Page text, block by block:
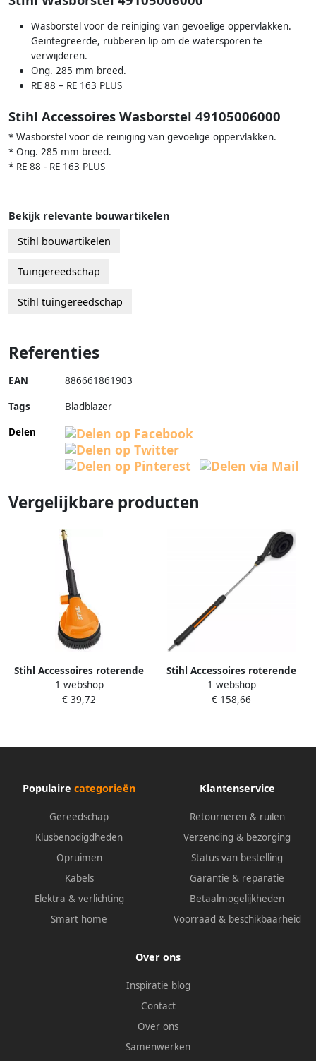
Wasborstel voor de reiniging van gevoelige oppervlakken.
Geïntegreerde, rubberen lip om de watersporen te
verwijderen.
Ong. 285 mm breed.
RE 88 – RE 163 PLUS
Stihl Accessoires Wasborstel 49105006000
* Wasborstel voor de reiniging van gevoelige oppervlakken.
* Ong. 285 mm breed.
* RE 88 - RE 163 PLUS
Bekijk relevante bouwartikelen
Stihl bouwartikelen
Tuingereedschap
Stihl tuingereedschap
Referenties
EAN 886661861903
Tags
Bladblazer
Delen
Vergelijkbare producten
Stihl Accessoires roterende
wasborstel 49105005900
1 webshop
€ 39,72
Stihl Accessoires roterende
wasborstel | snelkoppeling |
voor RE 232 RE 362 PLUS
1 webshop
€ 158,66
Populaire categorieën
Gereedschap
Klusbenodigdheden
Opruimen
Kabels
Elektra & verlichting
Smart home
Klantenservice
Retourneren & ruilen
Verzending & bezorging
Status van bestelling
Garantie & reparatie
Betaalmogelijkheden
Voorraad & beschikbaarheid
Over ons
Inspiratie blog
Contact
Over ons
Samenwerken